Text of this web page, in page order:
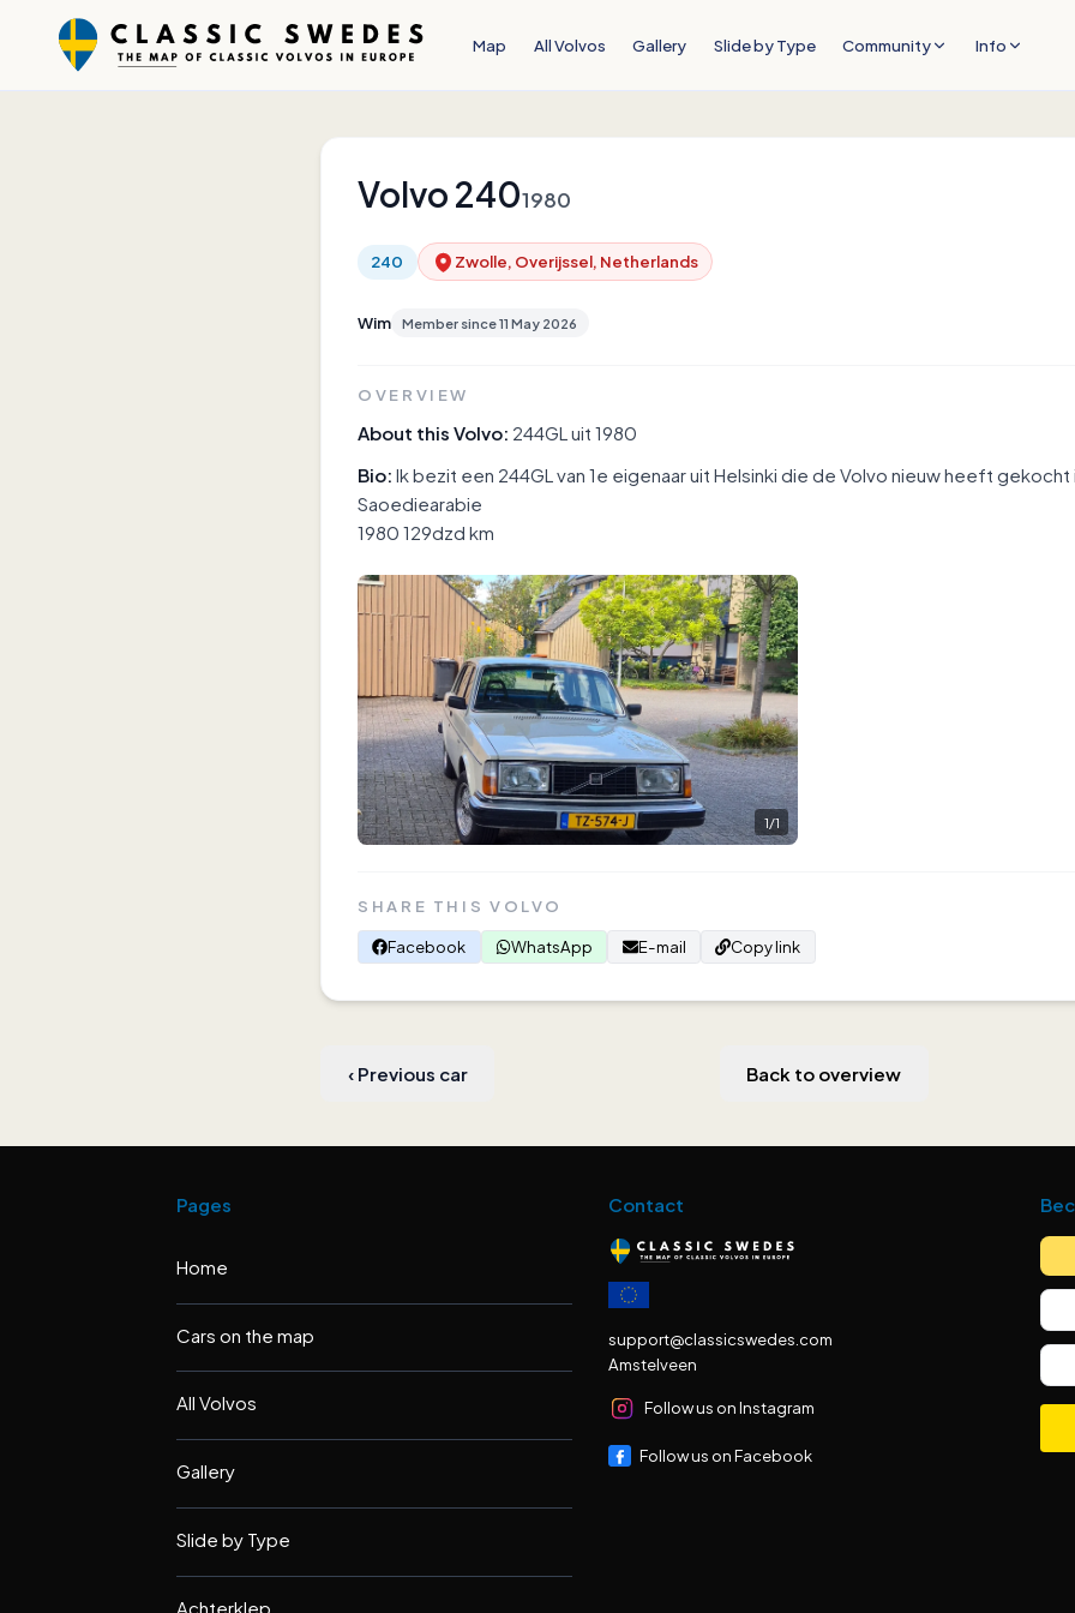
Map All Volvos Gallery Slide by Type Community Info
Volvo 2401980
240 Zwolle, Overijssel, Netherlands
Wim Member since11 May 2026
OVERVIEW
About this Volvo: 244GL uit 1980
Bio: Ik bezit een 244GL van 1e eigenaar uit Helsinki die de Volvo nieuw heeft gekocht
Saoediearabie
1980 129dzd km
1/1
SHARE THIS VOLVO
Facebook
WhatsApp E-mail Copy link
‹ Previous car Back to overview
Pages
Home
Cars on the map
All Volvos
Gallery
Slide by Type
Achterklep
Contact
support@classicswedes.com
Amstelveen
Follow us on Instagram
Follow us on Facebook